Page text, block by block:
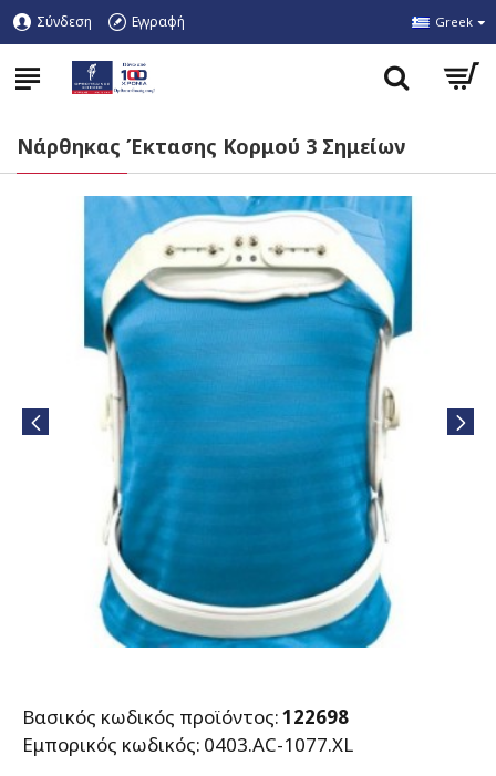
Σύνδεση Εγγραφή Greek
Νάρθηκας Έκτασης Κορμού 3 Σημείων
Βασικός κωδικός προϊόντος:122698
Εμπορικός κωδικός: 0403.AC-1077.XL